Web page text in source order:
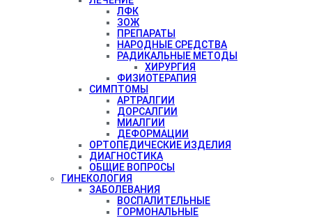
ЛФК
ЗОЖ
ПРЕПАРАТЫ
НАРОДНЫЕ СРЕДСТВА
РАДИКАЛЬНЫЕ МЕТОДЫ
ХИРУРГИЯ
ФИЗИОТЕРАПИЯ
СИМПТОМЫ
АРТРАЛГИИ
ДОРСАЛГИИ
МИАЛГИИ
ДЕФОРМАЦИИ
ОРТОПЕДИЧЕСКИЕ ИЗДЕЛИЯ
ДИАГНОСТИКА
ОБЩИЕ ВОПРОСЫ
ГИНЕКОЛОГИЯ
ЗАБОЛЕВАНИЯ
ВОСПАЛИТЕЛЬНЫЕ
ГОРМОНАЛЬНЫЕ